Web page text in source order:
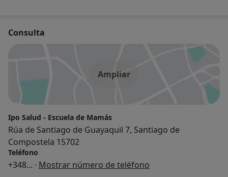
Consulta
Ampliar
Ipo Salud - Escuela de Mamás
Rúa de Santiago de Guayaquil 7, Santiago de
Compostela 15702
Teléfono
+348... · Mostrar número de teléfono